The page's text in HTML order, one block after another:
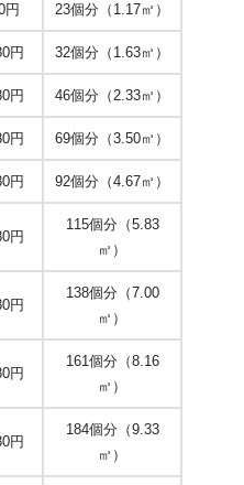
円 23個分（1.17㎥）
円 32個分（1.63㎥）
円 46個分（2.33㎥）
円 69個分（3.50㎥）
円 92個分（4.67㎥）
円
115個分（5.83
㎥）
円
138個分（7.00
㎥）
円
161個分（8.16
㎥）
円
184個分（9.33
㎥）